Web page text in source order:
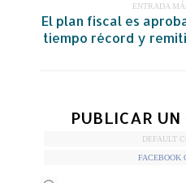
ENTRADA
El plan fiscal es
tiempo récord y
PUBLICAR UN
DEFAULT
FACEBOOK